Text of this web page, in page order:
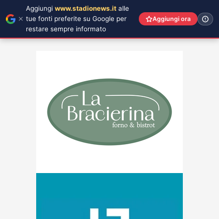
Aggiungi www.stadionews.it alle
tue fonti preferite su Google per
restare sempre informato
Aggiungi ora